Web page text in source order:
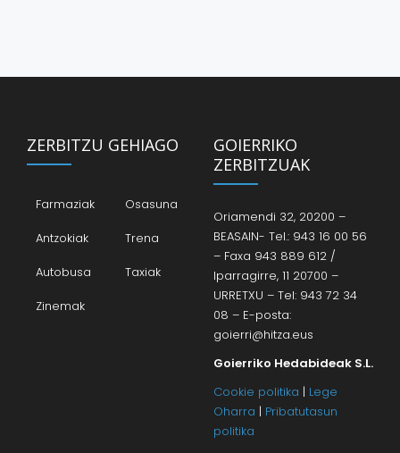
ZERBITZU GEHIAGO
Farmaziak
Osasuna
Antzokiak
Trena
Autobusa
Taxiak
Zinemak
GOIERRIKO
ZERBITZUAK
Oriamendi 32, 20200 –
BEASAIN- Tel.: 943 16 00 56
– Faxa 943 889 612 /
Iparragirre, 11 20700 –
URRETXU – Tel: 943 72 34
08 – E-posta:
goierri@hitza.eus
Goierriko Hedabideak S.L.
Cookie politika | Lege
Oharra | Pribatutasun
politika